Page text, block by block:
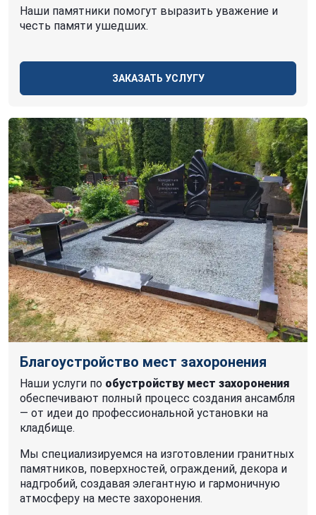
Наши памятники помогут выразить уважение и
честь памяти ушедших.
ЗАКАЗАТЬ УСЛУГУ
Благоустройство мест захоронения
Наши услуги по обустройству мест захоронения
обеспечивают полный процесс создания ансамбля
— от идеи до профессиональной установки на
кладбище.
Мы специализируемся на изготовлении гранитных
памятников, поверхностей, ограждений, декора и
надгробий, создавая элегантную и гармоничную
атмосферу на месте захоронения.